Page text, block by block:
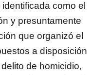
como el
y presuntamente
que organizó el
a disposición
de homicidio,